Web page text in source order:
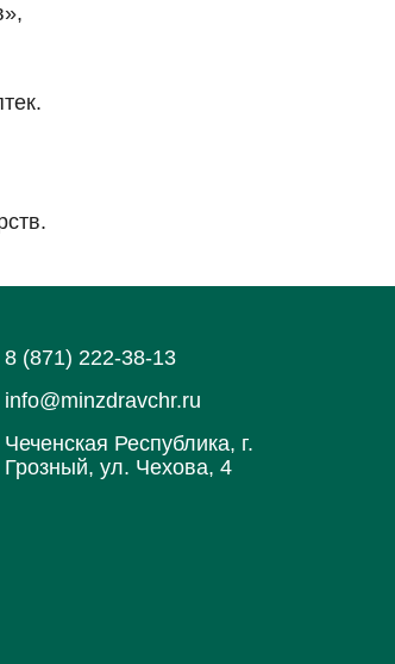
8 (871) 222-38-13
info@minzdravchr.ru
Чеченская Республика, г.
Грозный, ул. Чехова, 4